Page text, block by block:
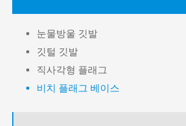
눈물방울 깃발
깃털 깃발
직사각형 플래그
비치 플래그 베이스